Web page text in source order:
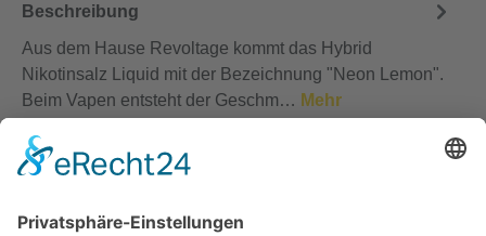
Beschreibung
Aus dem Hause Revoltage kommt das Hybrid
Nikotinsalz Liquid mit der Bezeichnung "Neon Lemon".
Beim Vapen entsteht der Geschm… Mehr
Bewertungen